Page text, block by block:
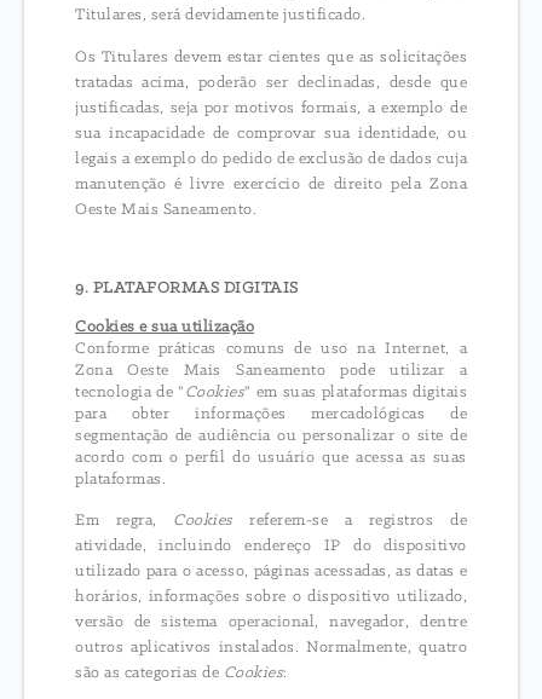
Titulares, será devidamente justificado.
Os Titulares devem estar cientes que as solicitações
tratadas acima, poderão ser declinadas, desde que
justificadas, seja por motivos formais, a exemplo de
sua incapacidade de comprovar sua identidade, ou
legais a exemplo do pedido de exclusão de dados cuja
manutenção é livre exercício de direito pela Zona
Oeste Mais Saneamento.
9. PLATAFORMAS DIGITAIS
Cookies e sua utilização
Conforme práticas comuns de uso na Internet, a
Zona Oeste Mais Saneamento pode utilizar a
tecnologia de " Cookies" em suas plataformas digitais
para obter informações mercadológicas de
segmentação de audiência ou personalizar o site de
acordo com o perfil do usuário que acessa as suas
plataformas.
Em regra, Cookies referem-se a registros de
atividade, incluindo endereço IP do dispositivo
utilizado para o acesso, páginas acessadas, as datas e
horários, informações sobre o dispositivo utilizado,
versão de sistema operacional, navegador, dentre
outros aplicativos instalados. Normalmente, quatro
são as categorias de Cookies: